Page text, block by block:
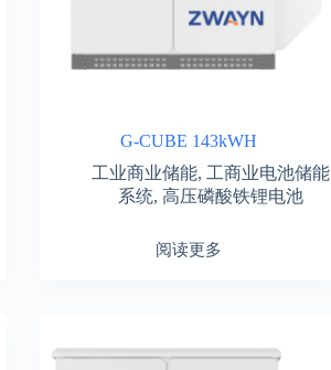
G-CUBE 143kWH
工业商业储能, 工商业电池储能
系统, 高压磷酸铁锂电池
阅读更多